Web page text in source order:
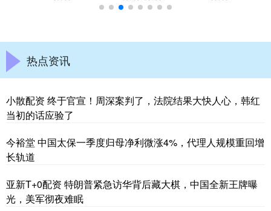
热点资讯
小散配资 终于官宣！周深案判了，法院结果大快人心，韩红
当初的话应验了
今裕堂 中国太保一季度归母净利微涨4%，代理人规模重回增
长轨道
亚新T+0配资 特朗普紧急访华背后藏大棋，中国全新王牌曝
光，美军彻夜难眠